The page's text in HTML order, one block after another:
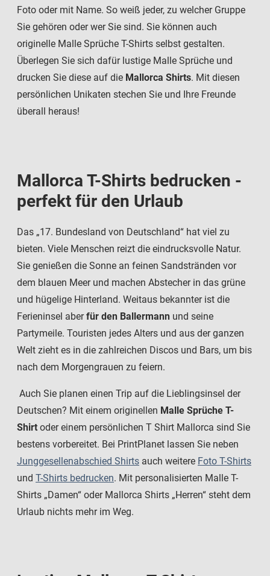
Foto oder mit Name. So weiß jeder, zu welcher Gruppe
Sie gehören oder wer Sie sind. Sie können auch
originelle Malle Sprüche T-Shirts selbst gestalten.
Überlegen Sie sich dafür lustige Malle Sprüche und
drucken Sie diese auf die Mallorca Shirts. Mit diesen
persönlichen Unikaten stechen Sie und Ihre Freunde
überall heraus!
Mallorca T-Shirts bedrucken -
perfekt für den Urlaub
Das „17. Bundesland von Deutschland“ hat viel zu
bieten. Viele Menschen reizt die eindrucksvolle Natur.
Sie genießen die Sonne an feinen Sandstränden vor
dem blauen Meer und machen Abstecher in das grüne
und hügelige Hinterland. Weitaus bekannter ist die
Ferieninsel aberfür den Ballermann und seine
Partymeile. Touristen jedes Alters und aus der ganzen
Welt zieht es in die zahlreichen Discos und Bars, um bis
nach dem Morgengrauen zu feiern.
Auch Sie planen einen Trip auf die Lieblingsinsel der
Deutschen? Mit einem originellen Malle Sprüche T-
Shirt oder einem persönlichen T Shirt Mallorca sind Sie
bestens vorbereitet. Bei PrintPlanet lassen Sie neben
Junggesellenabschied Shirts auch weitere Foto T-Shirts
und T-Shirts bedrucken. Mit personalisierten Malle T-
Shirts „Damen“ oder Mallorca Shirts „Herren“ steht dem
Urlaub nichts mehr im Weg.